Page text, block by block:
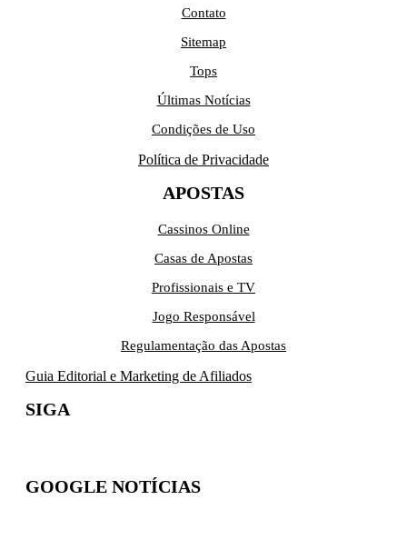
Contato
Sitemap
Tops
Últimas Notícias
Condições de Uso
Política de Privacidade
APOSTAS
Cassinos Online
Casas de Apostas
Profissionais e TV
Jogo Responsável
Regulamentação das Apostas
Guia Editorial e Marketing de Afiliados
SIGA
GOOGLE NOTÍCIAS